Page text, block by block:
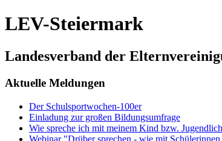
LEV-Steiermark
Landesverband der
Aktuelle Meldungen
Der Schulsportwochen-100er
Einladung zur großen Bildungsumfrage
Wie spreche ich mit meinem Kind bzw.
Webinar "Drüber sprechen - wie mit